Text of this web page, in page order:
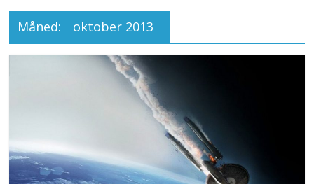
Måned: oktober 2013